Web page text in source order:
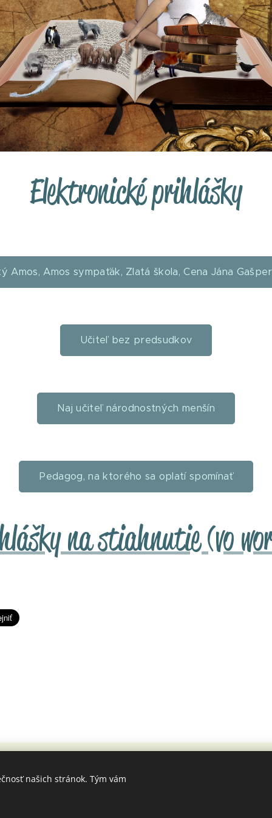
Elektronické prihlášky
Amos, Amos sympaťák, Zlatá škola, Cena Jána
Učiteľ bez predsudkov
Naj učiteľ národnostných menšín
Pedagog, na ktorého sa oplatí spomínať
na stiahnutie (vo
Cookies
našich stránok. Tým vám